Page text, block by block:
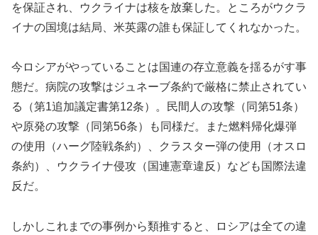
を保証され、ウクライナは核を放棄した。ところがウクラ
イナの国境は結局、米英露の誰も保証してくれなかった。
今ロシアがやっていることは国連の存立意義を揺るがす事
態だ。病院の攻撃はジュネーブ条約で厳格に禁止されてい
る（第1追加議定書第12条）。民間人の攻撃（同第51条）
や原発の攻撃（同第56条）も同様だ。また燃料帰化爆弾
の使用（ハーグ陸戦条約）、クラスター弾の使用（オスロ
条約）、ウクライナ侵攻（国連憲章違反）なども国際法違
反だ。
しかしこれまでの事例から類推すると、ロシアは全ての違